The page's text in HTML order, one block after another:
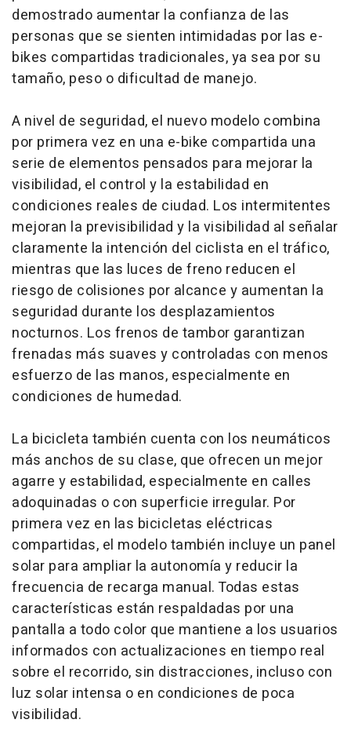
demostrado aumentar la confianza de las
personas que se sienten intimidadas por las e-
bikes compartidas tradicionales, ya sea por su
tamaño, peso o dificultad de manejo.
A nivel de seguridad, el nuevo modelo combina
por primera vez en una e-bike compartida una
serie de elementos pensados para mejorar la
visibilidad, el control y la estabilidad en
condiciones reales de ciudad. Los intermitentes
mejoran la previsibilidad y la visibilidad al señalar
claramente la intención del ciclista en el tráfico,
mientras que las luces de freno reducen el
riesgo de colisiones por alcance y aumentan la
seguridad durante los desplazamientos
nocturnos. Los frenos de tambor garantizan
frenadas más suaves y controladas con menos
esfuerzo de las manos, especialmente en
condiciones de humedad.
La bicicleta también cuenta con los neumáticos
más anchos de su clase, que ofrecen un mejor
agarre y estabilidad, especialmente en calles
adoquinadas o con superficie irregular. Por
primera vez en las bicicletas eléctricas
compartidas, el modelo también incluye un panel
solar para ampliar la autonomía y reducir la
frecuencia de recarga manual. Todas estas
características están respaldadas por una
pantalla a todo color que mantiene a los usuarios
informados con actualizaciones en tiempo real
sobre el recorrido, sin distracciones, incluso con
luz solar intensa o en condiciones de poca
visibilidad.